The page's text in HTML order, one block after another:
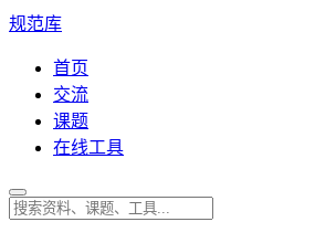
规范库
首页
交流
课题
在线工具